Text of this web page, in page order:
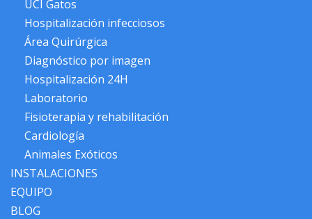
UCI Gatos
Hospitalización infecciosos
Área Quirúrgica
Diagnóstico por imagen
Hospitalización 24H
Laboratorio
Fisioterapia y rehabilitación
Cardiología
Animales Exóticos
INSTALACIONES
EQUIPO
BLOG